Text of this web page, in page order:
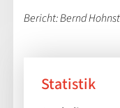
Bericht: Bernd
Statistik